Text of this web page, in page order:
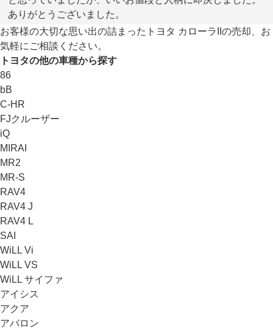
ありがとうございました。
お客様の大切な思い出の詰まったトヨタ カローラIIの売却、お
気軽にご相談ください。
トヨタの他の車種から探す
86
bB
C-HR
FJクルーザー
iQ
MIRAI
MR2
MR-S
RAV4
RAV4 J
RAV4 L
SAI
WiLL Vi
WiLL VS
WiLL サイファ
アイシス
アクア
アバロン